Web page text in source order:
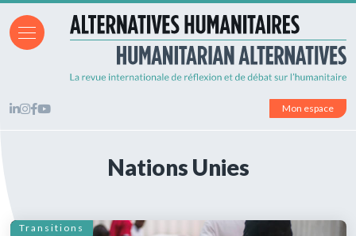
Mon espace
Nations Unies
Transitions